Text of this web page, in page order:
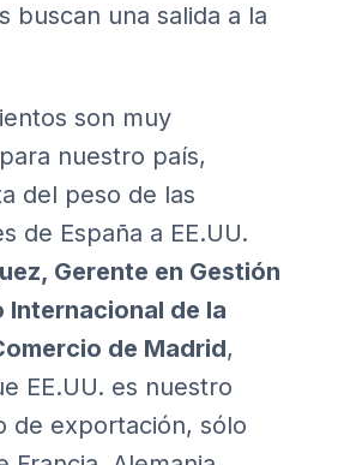
buscan una salida a la
son muy
nuestro país,
del peso de las
de España a EE.UU.
Gerente en Gestión
Internacional de la
de Madrid,
EE.UU. es nuestro
de exportación, sólo